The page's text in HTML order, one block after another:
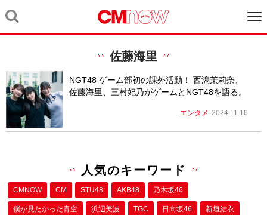
佐藤海里
NGT48 ゲーム部初の課外活動！ 西潟茉莉奈、
佐藤海里、三村妃乃がゲームとNGT48を語る。
エンタメ 2024.11.16
人気のキーワード
CMNOW CM STU48 AKB48 乃木坂46
僕が⾒たかった⻘空 浜辺美波 TGC 日向坂46 新垣結衣